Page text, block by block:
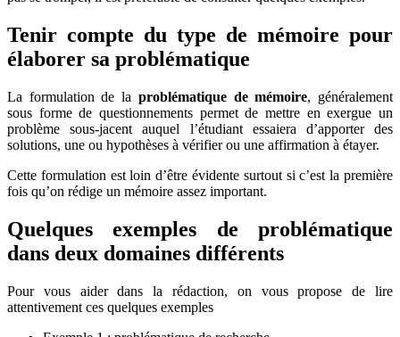
Tenir compte du type de mémoire pour
élaborer sa problématique
La formulation de la problématique de mémoire, généralement
sous forme de questionnements permet de mettre en exergue un
problème sous-jacent auquel l’étudiant essaiera d’apporter des
solutions, une ou hypothèses à vérifier ou une affirmation à étayer.
Cette formulation est loin d’être évidente surtout si c’est la première
fois qu’on rédige un mémoire assez important.
Quelques exemples de problématique
dans deux domaines différents
Pour vous aider dans la rédaction, on vous propose de lire
attentivement ces quelques exemples